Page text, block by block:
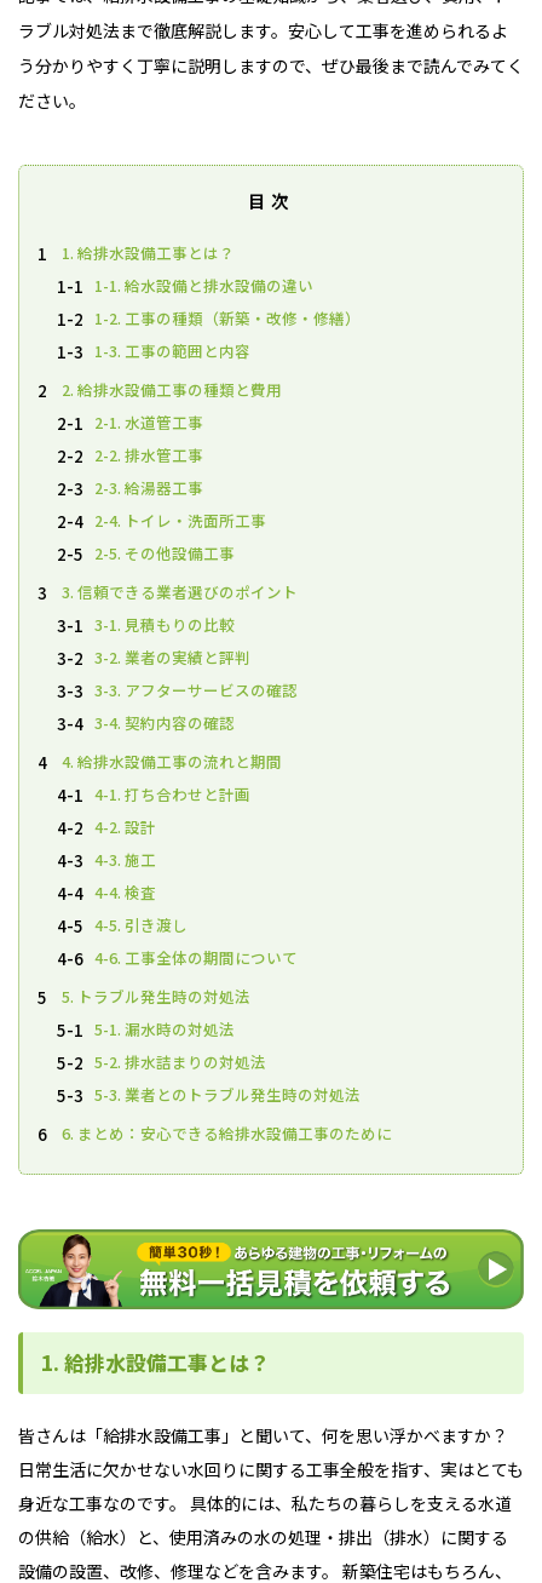
ラブル対処法まで徹底解説します。安心して工事を進められるよ
う分かりやすく丁寧に説明しますので、ぜひ最後まで読んでみてく
ださい。
目次
1
1. 給排水設備工事とは？
1-1 1-1. 給水設備と排水設備の違い
1-2 1-2. 工事の種類（新築・改修・修繕）
1-3 1-3. 工事の範囲と内容
2
2. 給排水設備工事の種類と費用
2-1 2-1. 水道管工事
2-2 2-2. 排水管工事
2-3 2-3. 給湯器工事
2-4 2-4. トイレ・洗面所工事
2-5 2-5. その他設備工事
3
3. 信頼できる業者選びのポイント
3-1 3-1. 見積もりの比較
3-2 3-2. 業者の実績と評判
3-3 3-3. アフターサービスの確認
3-4 3-4. 契約内容の確認
4
4. 給排水設備工事の流れと期間
4-1 4-1. 打ち合わせと計画
4-2 4-2. 設計
4-3 4-3. 施工
4-4 4-4. 検査
4-5 4-5. 引き渡し
4-6 4-6. 工事全体の期間について
5
5. トラブル発生時の対処法
5-1 5-1. 漏水時の対処法
5-2 5-2. 排水詰まりの対処法
5-3 5-3. 業者とのトラブル発生時の対処法
6
6. まとめ：安心できる給排水設備工事のために
1. 給排水設備工事とは？
皆さんは「給排水設備工事」と聞いて、何を思い浮かべますか？
日常生活に欠かせない水回りに関する工事全般を指す、実はとても
身近な工事なのです。 具体的には、私たちの暮らしを支える水道
の供給（給水）と、使用済みの水の処理・排出（排水）に関する
設備の設置、改修、修理などを含みます。 新築住宅はもちろん、